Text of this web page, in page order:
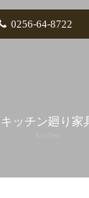
0256-64-8722
キッチン廻り家